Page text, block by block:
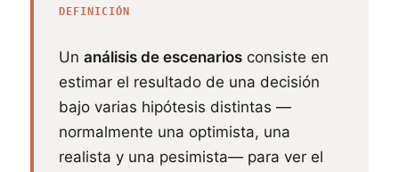
DEFINICIÓN
Un análisis de escenarios consiste en
estimar el resultado de una decisión
bajo varias hipótesis distintas —
normalmente una optimista, una
realista y una pesimista— para ver el